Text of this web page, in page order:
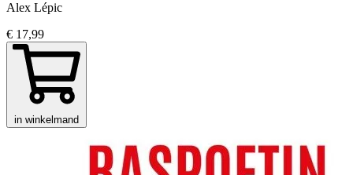
Alex Lépic
€ 17,99
in winkelmand